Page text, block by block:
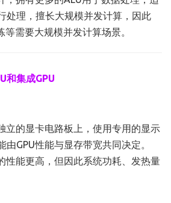
处理，擅长大规模并发计算，因此
等需要大规模并发计算场景。
和集成GPU
立的显卡电路板上，使用专用的显示
GPU性能与显存带宽共同决定。
性能更高，但因此系统功耗、发热量